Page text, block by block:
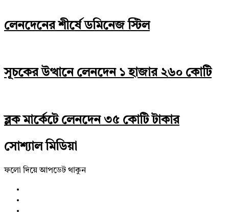
লেনদেনের শীর্ষে ডমিনেজ স্টিল
সূচকের উত্থানে লেনদেন ১ হাজার ২৬০ কোটি
ব্লক মার্কেটে লেনদেন ৩৫ কোটি টাকার
সোশ্যাল মিডিয়া
ফলো দিয়ে আপডেট থাকুন